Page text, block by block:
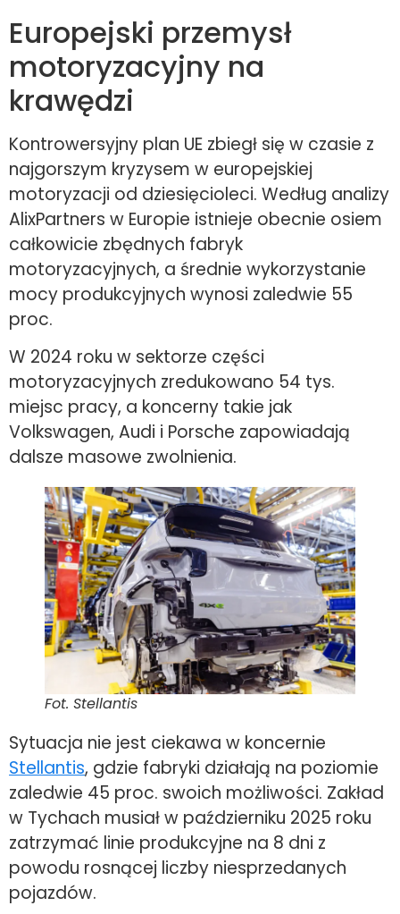
Europejski przemysł
motoryzacyjny na
krawędzi
Kontrowersyjny plan UE zbiegł się w czasie z
najgorszym kryzysem w europejskiej
motoryzacji od dziesięcioleci. Według analizy
AlixPartners w Europie istnieje obecnie osiem
całkowicie zbędnych fabryk
motoryzacyjnych, a średnie wykorzystanie
mocy produkcyjnych wynosi zaledwie 55
proc.
W 2024 roku w sektorze części
motoryzacyjnych zredukowano 54 tys.
miejsc pracy, a koncerny takie jak
Volkswagen, Audi i Porsche zapowiadają
dalsze masowe zwolnienia.
Fot. Stellantis
Sytuacja nie jest ciekawa w koncernie
Stellantis, gdzie fabryki działają na poziomie
zaledwie 45 proc. swoich możliwości. Zakład
w Tychach musiał w październiku 2025 roku
zatrzymać linie produkcyjne na 8 dni z
powodu rosnącej liczby niesprzedanych
pojazdów.